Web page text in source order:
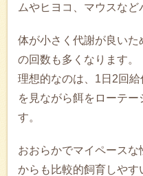
ムやヒヨコ、マウスなど
体が小さく代謝が良い
の回数も多くなります。
理想的なのは、1日2回
を見ながら餌をローテ
す。
おおらかでマイペースな
からも比較的飼育しやす